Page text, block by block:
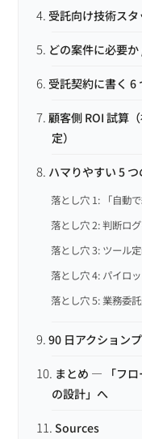
受託向け技術ス
どの案件に必要
受託契約に書く 6
顧客側 ROI 試算
定）
ハマりやすい 5
落とし穴 1: 「自動
落とし穴 2: 判断ロ
落とし穴 3: ツール
落とし穴 4: パイロ
落とし穴 5: 業務委
90 日アクション
まとめ — 「フロ
の設計」へ
Sources